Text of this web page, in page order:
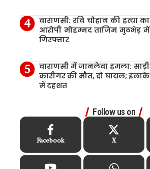
वाराणसी: रवि चौहान की हत्या का
आरोपी मोहम्मद ताजिम मुठभेड़ में
गिरफ्तार
वाराणसी में जानलेवा हमला: साड़ी
कारीगर की मौत, दो घायल; इलाके
में दहशत
Follow us on
Facebook X